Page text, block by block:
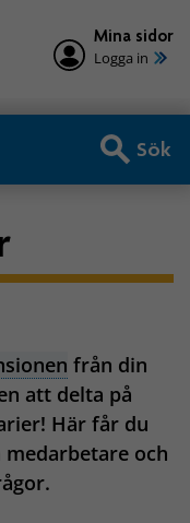
Mina sidor
Logga in
Sök
från din
att delta på
Här får du
och